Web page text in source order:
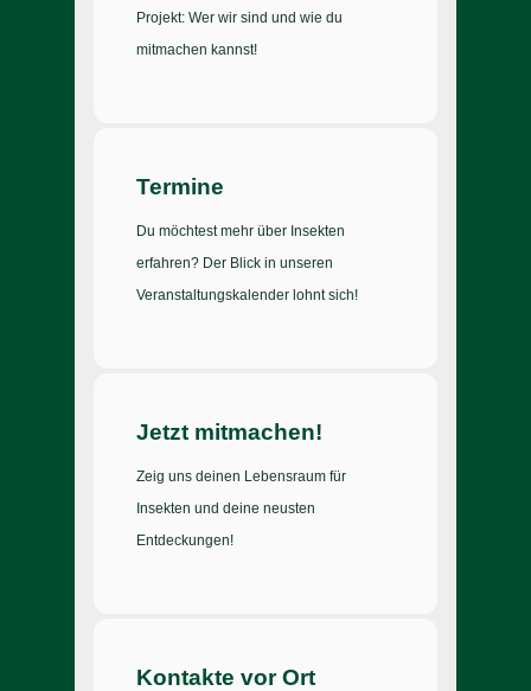
Projekt: Wer wir sind und wie du
mitmachen kannst!
Termine
Du möchtest mehr über Insekten
erfahren? Der Blick in unseren
Veranstaltungskalender lohnt sich!
Jetzt mitmachen!
Zeig uns deinen Lebensraum für
Insekten und deine neusten
Entdeckungen!
Kontakte vor Ort